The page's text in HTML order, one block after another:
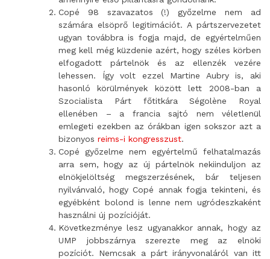
Copé 98 szavazatos (!) győzelme nem ad
számára elsöprő legitimációt. A pártszervezetet
ugyan továbbra is fogja majd, de egyértelműen
meg kell még küzdenie azért, hogy széles körben
elfogadott pártelnök és az ellenzék vezére
lehessen. Így volt ezzel Martine Aubry is, aki
hasonló körülmények között lett 2008-ban a
Szocialista Párt főtitkára Ségolène Royal
ellenében – a francia sajtó nem véletlenül
emlegeti ezekben az órákban igen sokszor azt a
bizonyos reims-i kongresszust.
Copé győzelme nem egyértelmű felhatalmazás
arra sem, hogy az új pártelnök nekiinduljon az
elnökjelöltség megszerzésének, bár teljesen
nyilvánvaló, hogy Copé annak fogja tekinteni, és
egyébként bolond is lenne nem ugródeszkaként
használni új pozícióját.
Következménye lesz ugyanakkor annak, hogy az
UMP jobbszárnya szerezte meg az elnöki
pozíciót. Nemcsak a párt irányvonaláról van itt